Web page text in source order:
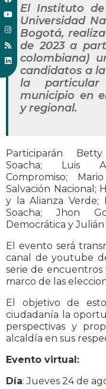
El Instituto
Universidad
Bogotá,
de 2023 a
colombiana)
candidatos a
la
municipio en
y regional.
Participarán
Soacha; Luis
Compromiso;
Salvación Nacional;
y la Alianza Verde;
Soacha; Jhon
Democrática y
El evento será
canal de youtube
serie de encuentros
marco de las
El objetivo de
ciudadanía la
perspectivas y
alcaldía en sus
Evento virtual:
Día: Jueves 24 de